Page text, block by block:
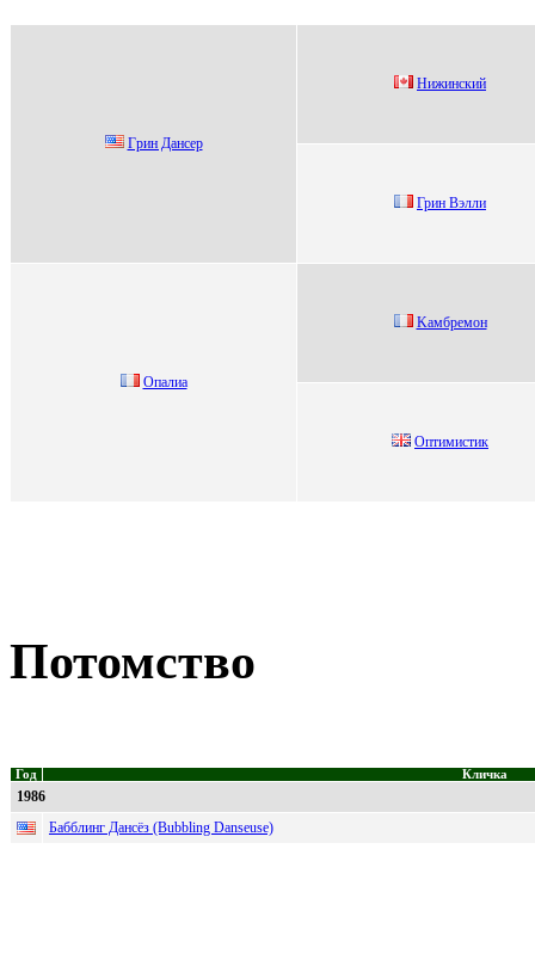
Гpин Данcep
Hижинcкий
Грин Вэлли
Опaлиa
Kaмбpемон
Оптимистик
Потомство
Год Кличка
1986
Бабблинг Дансёз (Bubbling Danseuse)